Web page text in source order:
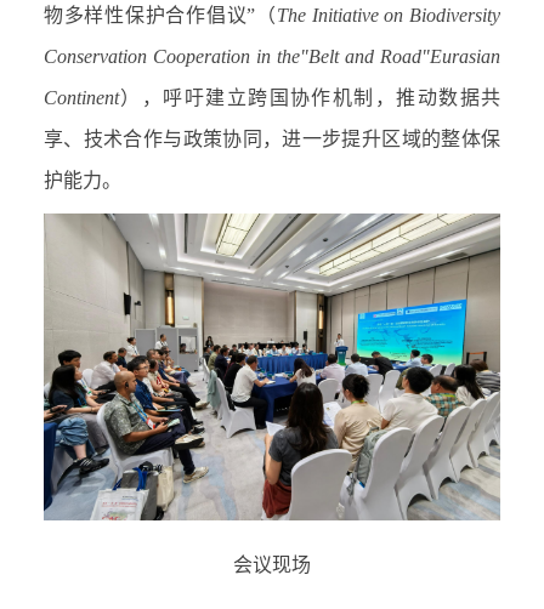
物多样性保护合作倡议”（The Initiative on Biodiversity
Conservation Cooperation in the"Belt and Road"Eurasian
Continent），呼吁建立跨国协作机制，推动数据共
享、技术合作与政策协同，进一步提升区域的整体保
护能力。
会议现场